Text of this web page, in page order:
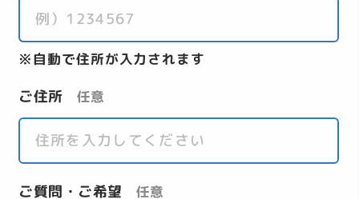
自動で住所が入力されます
ご住所 任意
ご質問・ご希望 任意